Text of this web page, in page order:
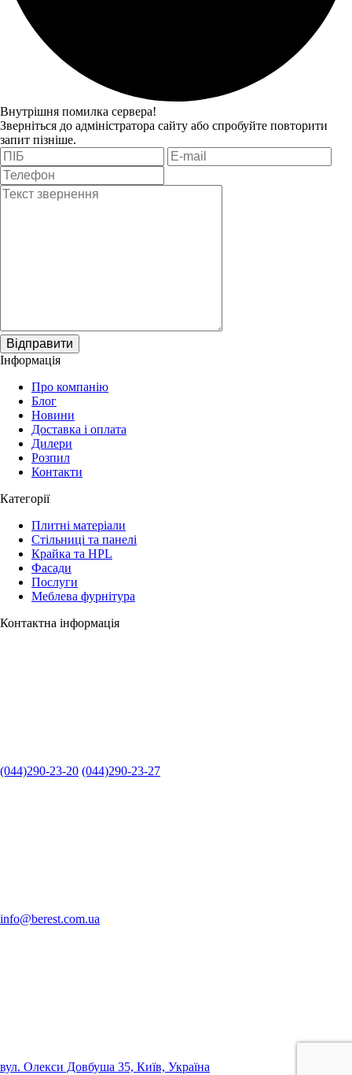
Внутрішня помилка сервера!
Зверніться до адміністратора сайту або спробуйте повторити
запит пізніше.
Відправити
Інформація
Про компанію
Блог
Новини
Доставка і оплата
Дилери
Розпил
Контакти
Категорії
Плитні матеріали
Стільниці та панелі
Крайка та HPL
Фасади
Послуги
Меблева фурнітура
Контактна інформація
(044)290-23-20 (044)290-23-27
info@berest.com.ua
вул. Олекси Довбуша 35, Київ, Україна